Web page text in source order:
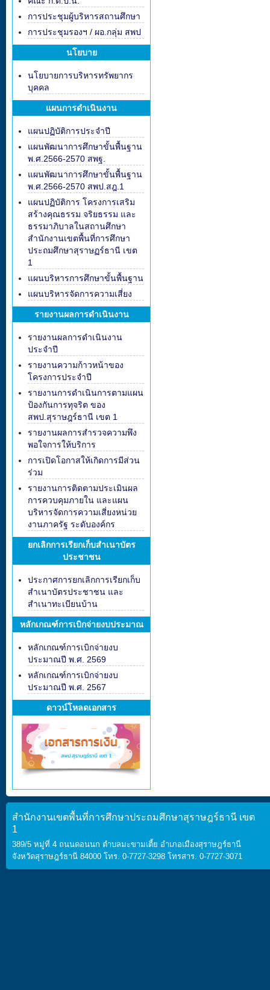
การประชุมผู้บริหารสถานศึกษา
การประชุมรองฯ / ผอ.กลุ่ม สพป
นโยบาย
นโยบายการบริหารทรัพยากร
บุคคล
แผนการดำเนินงาน
แผนปฏิบัติการประจำปี
แผนพัฒนาการศึกษาขั้นพื้นฐาน
พ.ศ.2566-2570 สพฐ.
แผนพัฒนาการศึกษาขั้นพื้นฐาน
พ.ศ.2566-2570 สพป.สฎ.1
แผนปฏิบัติการ โครงการเสริม
สร้างคุณธรรม จริยธรรม และ
ธรรมาภิบาลในสถานศึกษา
สำนักงานเขตพื้นที่การศึกษา
ประถมศึกษาสุราษฏร์ธานี เขต
1
แผนบริหารการศึกษาขั้นพื้นฐาน
แผนบริหารจัดการความเสี่ยง
รายงานผลการดำเนินงาน
รายงานผลการดำเนินงาน
ประจำปี
รายงานความก้าวหน้าของ
โครงการประจำปี
รายงานการดำเนินการตามแผน
ป้องกันการทุจริต ของ
สพป.สุราษฎร์ธานี เขต 1
รายงานผลการสำรวจความพึง
พอใจการให้บริการ
การเปิดโอกาสให้เกิดการมีส่วน
ร่วม
รายงานการติดตามประเมินผล
การควบคุมภายใน และแผน
บริหารจัดการความเสี่ยงหน่วย
งานภาครัฐ ระดับองค์กร
ยกเลิกการเรียกเก็บสำเนาบัตร
ประชาชน
ประกาศการยกเลิกการเรียกเก็บ
สำเนาบัตรประชาชน และ
สำเนาทะเบียนบ้าน
หลักเกณฑ์การเบิกจ่ายงบประมาณ
หลักเกณฑ์การเบิกจ่ายงบ
ประมาณปี พ.ศ. 2569
หลักเกณฑ์การเบิกจ่ายงบ
ประมาณปี พ.ศ. 2567
ดาวน์โหลดเอกสาร
สำนักงานเขตพื้นที่การศึกษาประถมศึกษาสุราษฎร์ธานี เขต
1
389/5 หมู่ที่ 4 ถนนดอนนก ตำบลมะขามเตี้ย อำเภอเมืองสุราษฎร์ธานี
จังหวัดสุราษฎร์ธานี 84000 โทร. 0-7727-3298 โทรสาร. 0-7727-3071